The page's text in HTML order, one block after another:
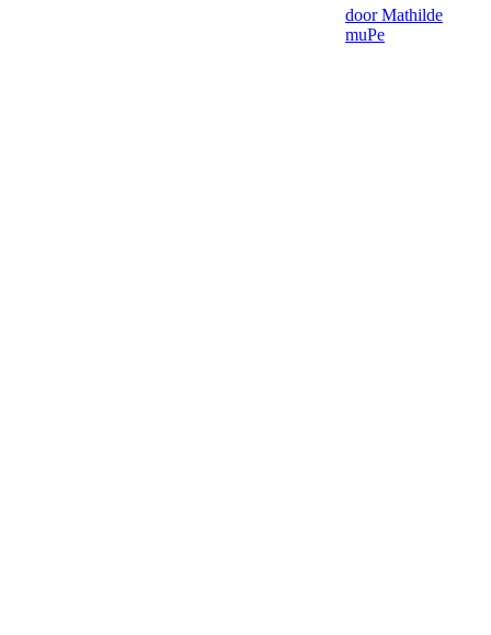
door Mathilde
muPe